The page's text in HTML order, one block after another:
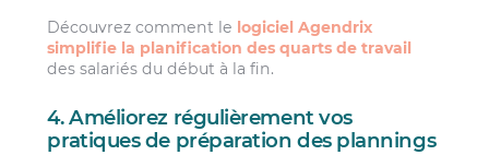
Découvrez comment le logiciel Agendrix
simplifie la planification des quarts de travail
des salariés du début à la fin.
4. Améliorez régulièrement vos
pratiques de préparation des plannings